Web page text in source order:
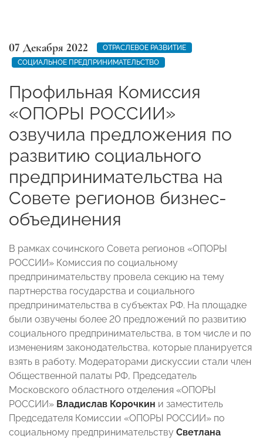
07 Декабря 2022
ОТРАСЛЕВОЕ РАЗВИТИЕ
СОЦИАЛЬНОЕ ПРЕДПРИНИМАТЕЛЬСТВО
Профильная Комиссия
«ОПОРЫ РОССИИ»
озвучила предложения по
развитию социального
предпринимательства на
Совете регионов бизнес-
объединения
В рамках сочинского Совета регионов «ОПОРЫ
РОССИИ» Комиссия по социальному
предпринимательству провела секцию на тему
партнерства государства и социального
предпринимательства в субъектах РФ. На площадке
были озвучены более 20 предложений по развитию
социального предпринимательства, в том числе и по
изменениям законодательства, которые планируется
взять в работу. Модераторами дискуссии стали член
Общественной палаты РФ, Председатель
Московского областного отделения «ОПОРЫ
РОССИИ» Владислав Корочкин и заместитель
Председателя Комиссии «ОПОРЫ РОССИИ» по
социальному предпринимательству Светлана